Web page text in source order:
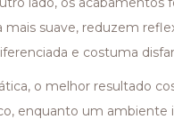
mais suave, reduzem
e costuma
o melhor resultado
enquanto um ambiente